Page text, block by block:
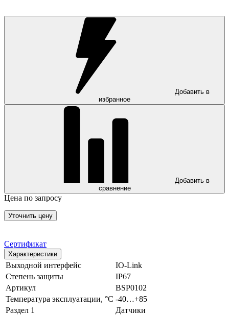
Добавить в
избранное
Добавить в
сравнение
Цена по запросу
Уточнить цену
Сертификат
Характеристики
Выходной интерфейс
IO-Link
Степень защиты
IP67
Артикул
BSP0102
Температура эксплуатации, °С -40…+85
Раздел 1
Датчики